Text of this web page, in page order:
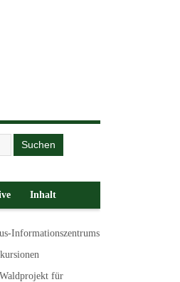
Inhalt
Informationszentrums
für